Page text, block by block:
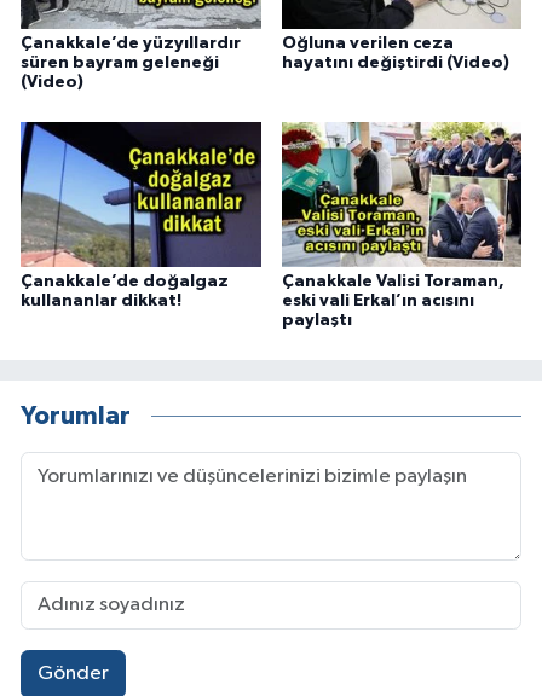
Çanakkale’de yüzyıllardır
süren bayram geleneği
(Video)
Oğluna verilen ceza
hayatını değiştirdi (Video)
Çanakkale’de doğalgaz
kullananlar dikkat!
Çanakkale Valisi Toraman,
eski vali Erkal’ın acısını
paylaştı
Yorumlar
Gönder